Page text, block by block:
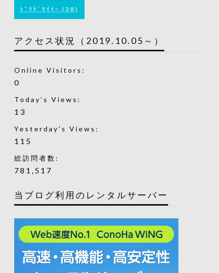
ﾄﾞｳﾃﾞﾓｲｲｰ (38)
アクセス状況（2019.10.05～）
Online Visitors:
0
Today's Views:
13
Yesterday's Views:
115
総訪問者数:
781,517
当ブログ利用のレンタルサーバー